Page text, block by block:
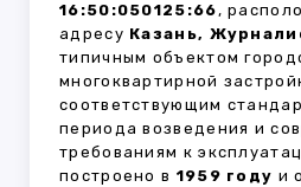
16:50:050125:66,
адресу Казань,
типичным объектом
многоквартирной
соответствующим
периода возведения и
требованиям к
построено в 1959 году и